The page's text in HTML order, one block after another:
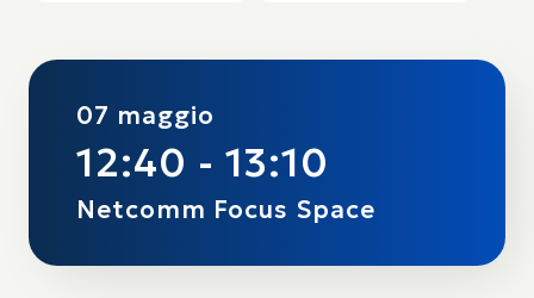
07 maggio
12:40 - 13:10
Netcomm Focus Space